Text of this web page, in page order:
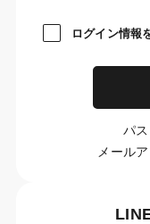
ログイン情報
パ
メール